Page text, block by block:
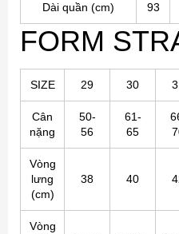
Dài quần (cm) 93
FORM
SIZE 29 30
Cân
nặng
50-
56
61-
65
Vòng
lưng
(cm)
38 40
Vòng